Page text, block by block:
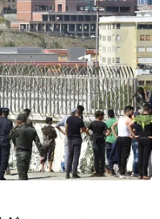
trong cuộc